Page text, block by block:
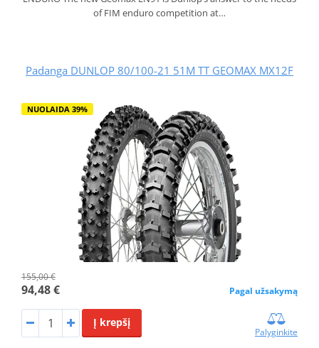
of FIM enduro competition at…
Padanga DUNLOP 80/100-21 51M TT GEOMAX MX12F
NUOLAIDA 39%
155,00 €
94,48 € Pagal užsakymą
Į krepšį
Palyginkite